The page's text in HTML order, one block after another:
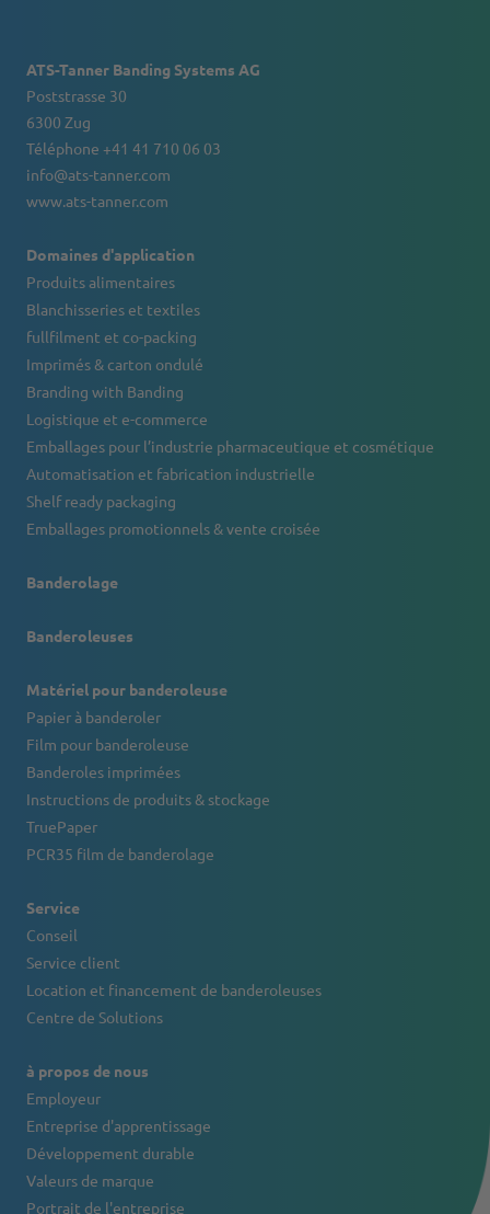
ATS-Tanner Banding Systems AG
Poststrasse 30
6300 Zug
Téléphone +41 41 710 06 03
info@ats-tanner.com
www.ats-tanner.com
Domaines d'application
Produits alimentaires
Blanchisseries et textiles
fullfilment et co-packing
Imprimés & carton ondulé
Branding with Banding
Logistique et e-commerce
Emballages pour l’industrie pharmaceutique et cosmétique
Automatisation et fabrication industrielle
Shelf ready packaging
Emballages promotionnels & vente croisée
Banderolage
Banderoleuses
Matériel pour banderoleuse
Papier à banderoler
Film pour banderoleuse
Banderoles imprimées
Instructions de produits & stockage
TruePaper
PCR35 film de banderolage
Service
Conseil
Service client
Location et financement de banderoleuses
Centre de Solutions
à propos de nous
Employeur
Entreprise d'apprentissage
Développement durable
Valeurs de marque
Portrait de l'entreprise